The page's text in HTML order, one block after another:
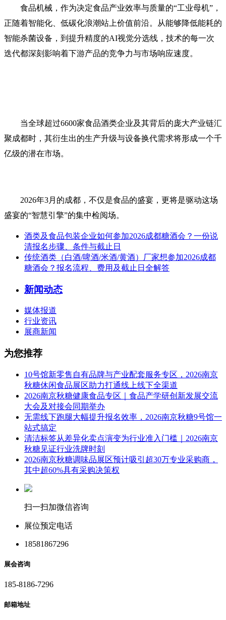
食品机械，作为决定食品产业效率与质量的“工业母机”，
正随着智能化、低碳化浪潮站上价值前沿。从能够降低能耗的
智能杀菌设备，到提升精度的AI视觉分选线，技术的每一次
迭代都深刻影响着下游产品的竞争力与市场响应速度。
当全球超过6600家食品酒类企业及其背后的庞大产业链汇
聚成都时，其衍生出的生产升级与设备换代需求将形成一个千
亿级的潜在市场。
2026年3月的成都，不仅是食品的盛宴，更将是驱动这场
盛宴的“智慧引擎”的集中检阅场。
酒类及食品包装企业如何参加2026成都糖酒会？一份说
清报名步骤、条件与截止日
传统酒类（白酒/啤酒/米酒/黄酒）厂家想参加2026成都
糖酒会？报名流程、费用及截止日全解答
新闻动态
媒体报道
行业资讯
展商新闻
为您推荐
10号馆新零售自有品牌与产业配套服务专区，2026南京
秋糖休闲食品展区助力打通线上线下全渠道
2026南京秋糖健康食品专区｜食品产学研创新发展交流
大会及对接会同期举办
无需线下跑腿大幅提升报名效率，2026南京秋糖9号馆一
站式搞定
清洁标签从差异化卖点演变为行业准入门槛｜2026南京
秋糖见证行业洗牌时刻
2026南京秋糖调味品展区预计吸引超30万专业采购商，
其中超60%具有采购决策权
扫一扫加微信咨询
展位预定电话
18581867296
展会咨询
185-8186-7296
邮箱地址